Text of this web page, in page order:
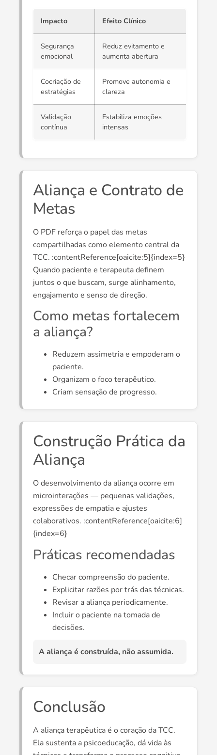
Impacto Efeito Clínico
Segurança
emocional
Reduz evitamento e
aumenta abertura
Cocriação de
estratégias
Promove autonomia e
clareza
Validação
contínua
Estabiliza emoções
intensas
Aliança e Contrato de
Metas
O PDF reforça o papel das metas
compartilhadas como elemento central da
TCC. :contentReference[oaicite:5]{index=5}
Quando paciente e terapeuta definem
juntos o que buscam, surge alinhamento,
engajamento e senso de direção.
Como metas fortalecem
a aliança?
Reduzem assimetria e empoderam o
paciente.
Organizam o foco terapêutico.
Criam sensação de progresso.
Construção Prática da
Aliança
O desenvolvimento da aliança ocorre em
microinterações — pequenas validações,
expressões de empatia e ajustes
colaborativos. :contentReference[oaicite:6]
{index=6}
Práticas recomendadas
Checar compreensão do paciente.
Explicitar razões por trás das técnicas.
Revisar a aliança periodicamente.
Incluir o paciente na tomada de
decisões.
A aliança é construída, não assumida.
Conclusão
A aliança terapêutica é o coração da TCC.
Ela sustenta a psicoeducação, dá vida às